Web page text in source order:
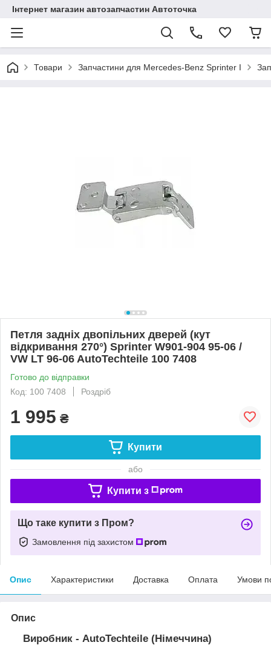
Інтернет магазин автозапчастин Автоточка
Товари Запчастини для Mercedes-Benz Sprinter I
Петля задніх двопільних дверей (кут
відкривання 270°) Sprinter W901-904 95-06 /
VW LT 96-06 AutoTechteile 100 7408
Готово до відправки
Код: 100 7408
Роздріб
1 995 ₴
Купити
або
Купити з
Що таке купити з Пром?
Замовлення під захистом
Опис Характеристики Доставка Оплата Умови
Опис
Виробник - AutoTechteile (Німеччина)